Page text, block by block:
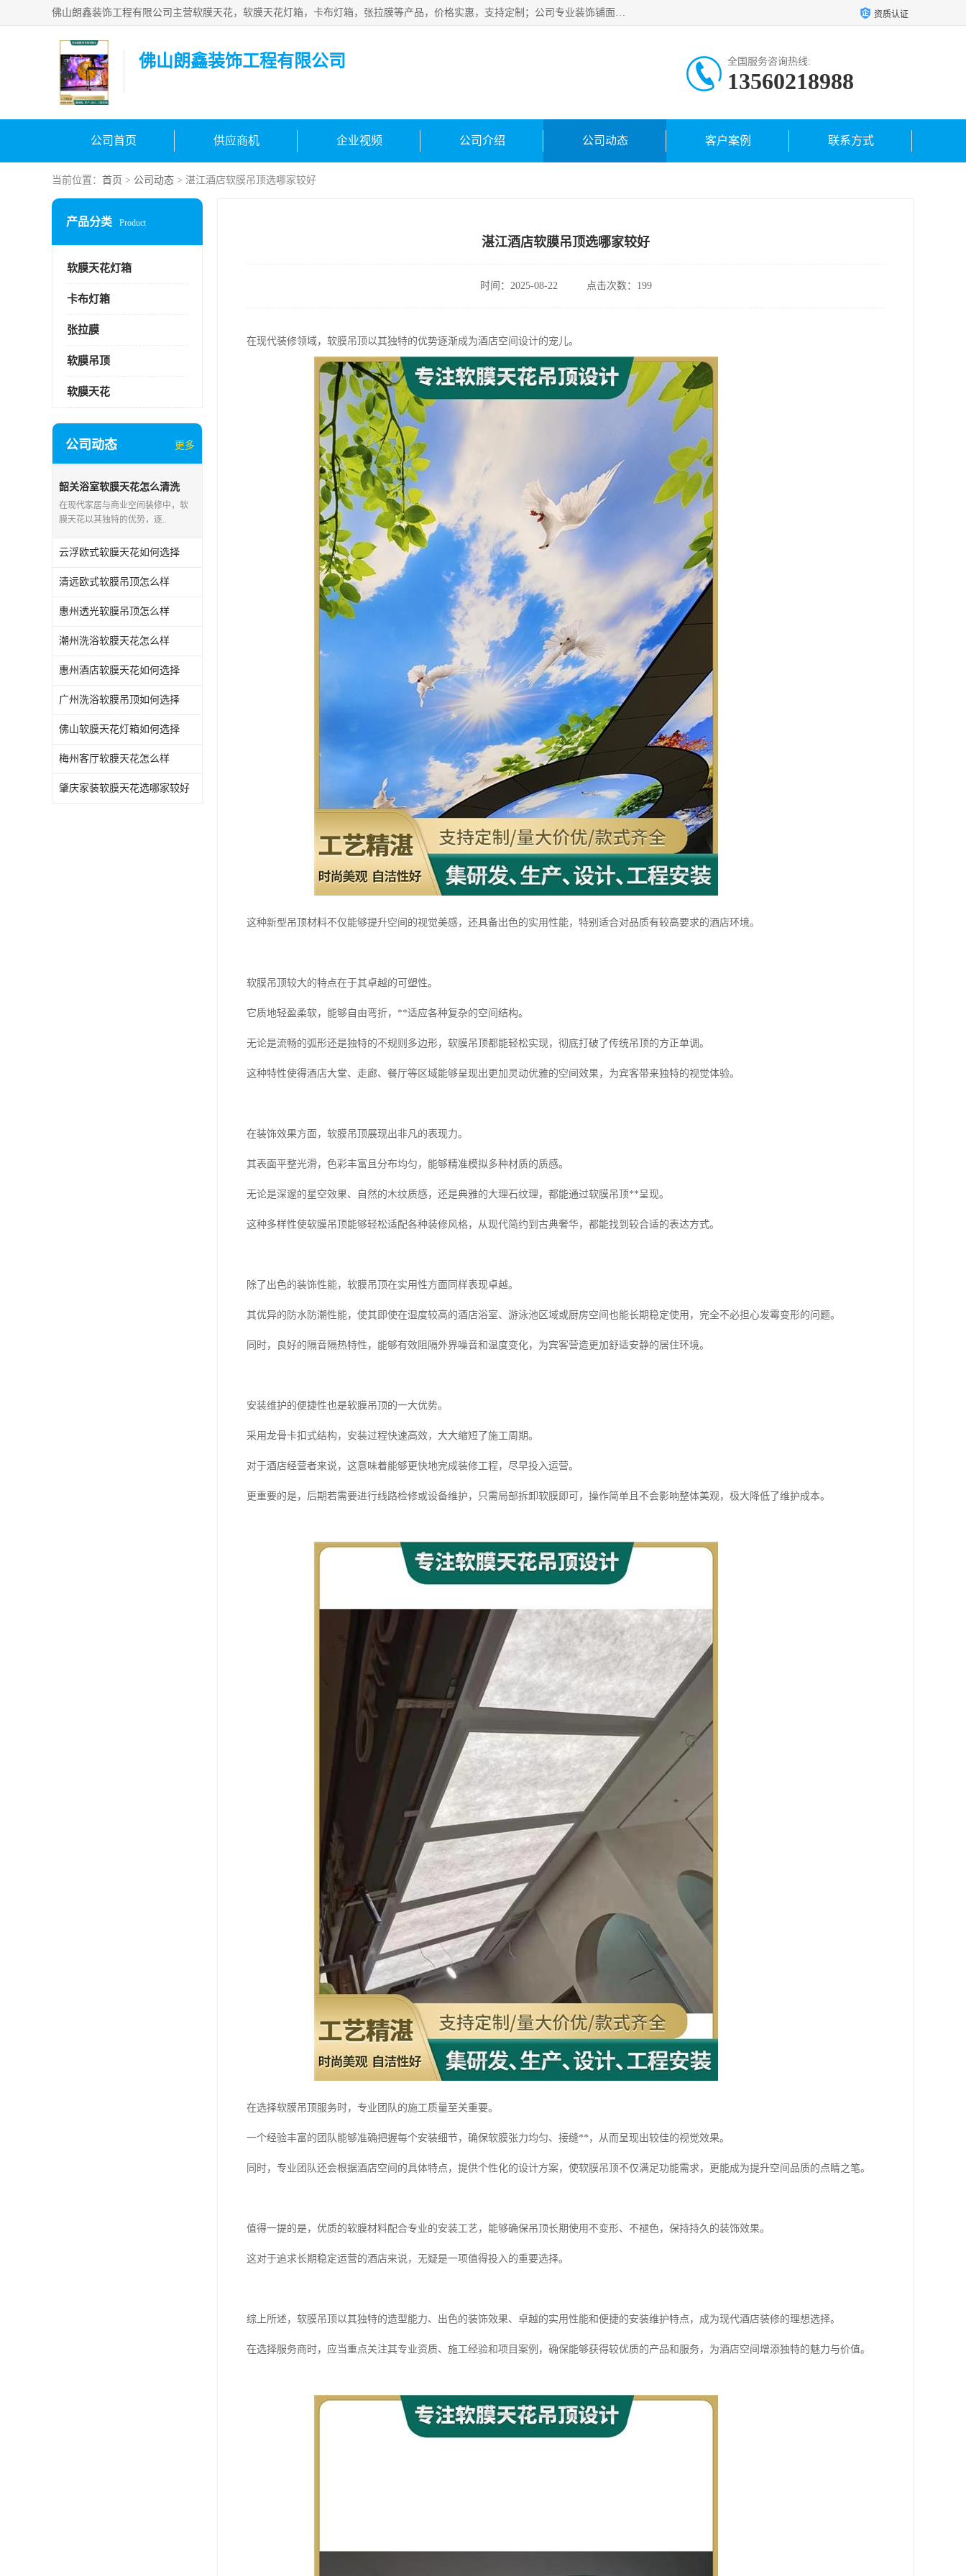
佛山朗鑫装饰工程有限公司主营软膜天花，软膜天花灯箱，卡布灯箱，张拉膜等产品，价格实惠，支持定制；公司专业装饰铺面，家居，会展特装，软膜等工程，技能精良人员，安装快、价格合理，质量保证、热诚与各方有识人士合作，欢迎新老客户来电咨询。 资质认证
佛山朗鑫装饰工程有限公司 全国服务咨询热线:
13560218988
公司首页 供应商机 企业视频 公司介绍 公司动态 客户案例 联系方式
当前位置： 首页 > 公司动态 > 湛江酒店软膜吊顶选哪家较好
产品分类 Product
软膜天花灯箱
卡布灯箱
张拉膜
软膜吊顶
软膜天花
公司动态 更多
韶关浴室软膜天花怎么清洗
在现代家居与商业空间装修中，软
膜天花以其独特的优势，逐..
云浮欧式软膜天花如何选择
清远欧式软膜吊顶怎么样
惠州透光软膜吊顶怎么样
潮州洗浴软膜天花怎么样
惠州酒店软膜天花如何选择
广州洗浴软膜吊顶如何选择
佛山软膜天花灯箱如何选择
梅州客厅软膜天花怎么样
肇庆家装软膜天花选哪家较好
湛江酒店软膜吊顶选哪家较好
时间：2025-08-22 点击次数：199
在现代装修领域，软膜吊顶以其独特的优势逐渐成为酒店空间设计的宠儿。
这种新型吊顶材料不仅能够提升空间的视觉美感，还具备出色的实用性能，特别适合对品质有较高要求的酒店环境。
软膜吊顶较大的特点在于其卓越的可塑性。
它质地轻盈柔软，能够自由弯折，**适应各种复杂的空间结构。
无论是流畅的弧形还是独特的不规则多边形，软膜吊顶都能轻松实现，彻底打破了传统吊顶的方正单调。
这种特性使得酒店大堂、走廊、餐厅等区域能够呈现出更加灵动优雅的空间效果，为宾客带来独特的视觉体验。
在装饰效果方面，软膜吊顶展现出非凡的表现力。
其表面平整光滑，色彩丰富且分布均匀，能够精准模拟多种材质的质感。
无论是深邃的星空效果、自然的木纹质感，还是典雅的大理石纹理，都能通过软膜吊顶**呈现。
这种多样性使软膜吊顶能够轻松适配各种装修风格，从现代简约到古典奢华，都能找到较合适的表达方式。
除了出色的装饰性能，软膜吊顶在实用性方面同样表现卓越。
其优异的防水防潮性能，使其即使在湿度较高的酒店浴室、游泳池区域或厨房空间也能长期稳定使用，完全不必担心发霉变形的问题。
同时，良好的隔音隔热特性，能够有效阻隔外界噪音和温度变化，为宾客营造更加舒适安静的居住环境。
安装维护的便捷性也是软膜吊顶的一大优势。
采用龙骨卡扣式结构，安装过程快速高效，大大缩短了施工周期。
对于酒店经营者来说，这意味着能够更快地完成装修工程，尽早投入运营。
更重要的是，后期若需要进行线路检修或设备维护，只需局部拆卸软膜即可，操作简单且不会影响整体美观，极大降低了维护成本。
在选择软膜吊顶服务时，专业团队的施工质量至关重要。
一个经验丰富的团队能够准确把握每个安装细节，确保软膜张力均匀、接缝**，从而呈现出较佳的视觉效果。
同时，专业团队还会根据酒店空间的具体特点，提供个性化的设计方案，使软膜吊顶不仅满足功能需求，更能成为提升空间品质的点睛之笔。
值得一提的是，优质的软膜材料配合专业的安装工艺，能够确保吊顶长期使用不变形、不褪色，保持持久的装饰效果。
这对于追求长期稳定运营的酒店来说，无疑是一项值得投入的重要选择。
综上所述，软膜吊顶以其独特的造型能力、出色的装饰效果、卓越的实用性能和便捷的安装维护特点，成为现代酒店装修的理想选择。
在选择服务商时，应当重点关注其专业资质、施工经验和项目案例，确保能够获得较优质的产品和服务，为酒店空间增添独特的魅力与价值。